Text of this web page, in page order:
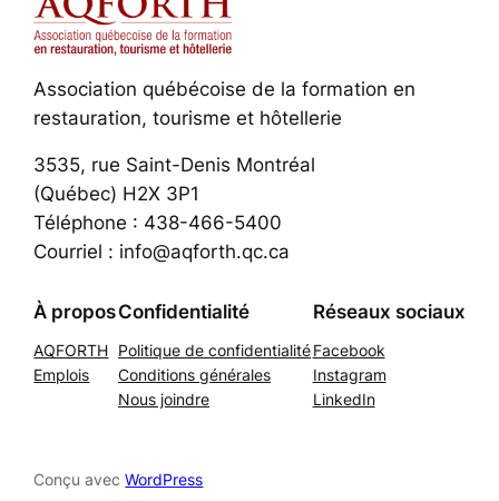
Association québécoise de la formation en
restauration, tourisme et hôtellerie
3535, rue Saint-Denis Montréal
(Québec) H2X 3P1
Téléphone : 438-466-5400
Courriel : info@aqforth.qc.ca
À propos
AQFORTH
Emplois
Confidentialité
Politique de confidentialité
Conditions générales
Nous joindre
Réseaux sociaux
Facebook
Instagram
LinkedIn
Conçu avecWordPress